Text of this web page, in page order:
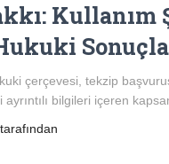
Kullanım
çerçevesi, tekzip
bilgileri içeren
tarafından